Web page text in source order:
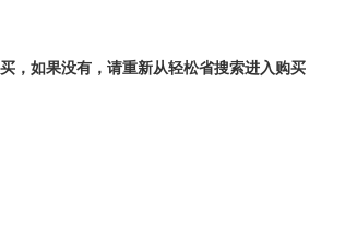
，如果没有，请重新从轻松省搜索进入购买